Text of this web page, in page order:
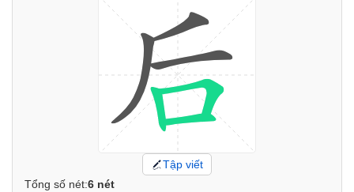
Tập viết
Tổng số nét:6 nét